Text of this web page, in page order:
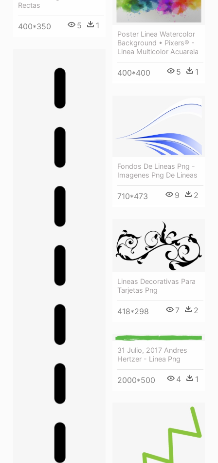
Rectas
400*350 5 1
Poster Linea Watercolor
Background • Pixers® -
Linea Multicolor Acuarela
400*400 5 1
Fondos De Lineas Png -
Imagenes Png De Lineas
710*473 9 2
Lineas Decorativas Para
Tarjetas Png
418*298 7 2
31 Julio, 2017 Andres
Hertzer - Linea Png
2000*500 4 1